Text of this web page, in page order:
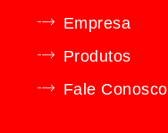
Empresa
Produtos
Fale Conosco